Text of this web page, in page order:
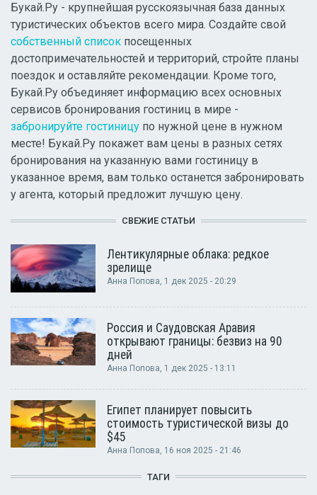
Букай.Ру - крупнейшая русскоязычная база данных
туристических объектов всего мира. Создайте свой
собственный список посещенных
достопримечательностей и территорий, стройте планы
поездок и оставляйте рекомендации. Кроме того,
Букай.Ру объединяет информацию всех основных
сервисов бронирования гостиниц в мире -
забронируйте гостиницу по нужной цене в нужном
месте! Букай.Ру покажет вам цены в разных сетях
бронирования на указанную вами гостиницу в
указанное время, вам только останется забронировать
у агента, который предложит лучшую цену.
СВЕЖИЕ СТАТЬИ
Лентикулярные облака: редкое
зрелище
Анна Попова, 1 дек 2025 - 20:29
Россия и Саудовская Аравия
открывают границы: безвиз на 90
дней
Анна Попова, 1 дек 2025 - 13:11
Египет планирует повысить
стоимость туристической визы до
$45
Анна Попова, 16 ноя 2025 - 21:46
ТАГИ